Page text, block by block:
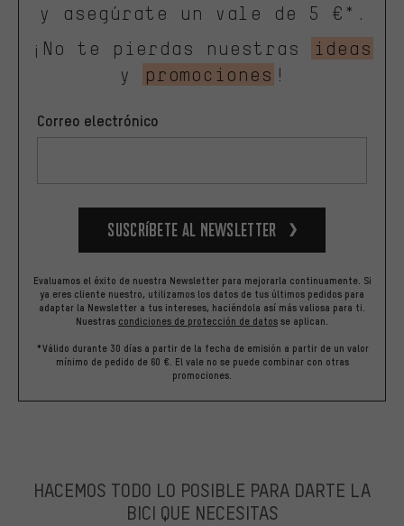
y asegúrate un vale de 5 €*.
¡No te pierdas nuestras
ideas
y
promociones !
Correo electrónico
Suscríbete al newsletter
Evaluamos el éxito de nuestra Newsletter para mejorarla continuamente. Si
ya eres cliente nuestro, utilizamos los datos de tus últimos pedidos para
adaptar la Newsletter a tus intereses, haciéndola así más valiosa para ti.
Nuestras condiciones de protección de datos se aplican.
*Válido durante 30 días a partir de la fecha de emisión a partir de un valor
mínimo de pedido de 60 €. El vale no se puede combinar con otras
promociones.
HACEMOS TODO LO POSIBLE PARA DARTE LA
BICI QUE NECESITAS